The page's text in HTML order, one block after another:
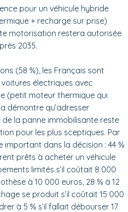
pour un véhicule hybride
+ recharge sur prise)
motorisation restera autorisée
2035.
(58 %), les Français sont
électriques avec
(petit moteur thermique qui
démontre qu’adresser
de la panne immobilisante reste
pour les plus sceptiques. Par
important dans la décision : 44 %
prêts à acheter un véhicule
limités s’il coûtait 8 000
à 10 000 euros, 28 % à 12
se produit s’il coûtait 15 000
à 5 % s’il fallait débourser 17